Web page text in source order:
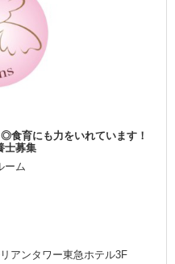
食育にも力をいれています！
士募集
ーム
アンタワー東急ホテル3F